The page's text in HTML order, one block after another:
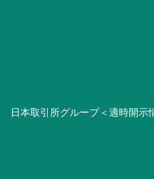
日本取引所グループ＜適時開示